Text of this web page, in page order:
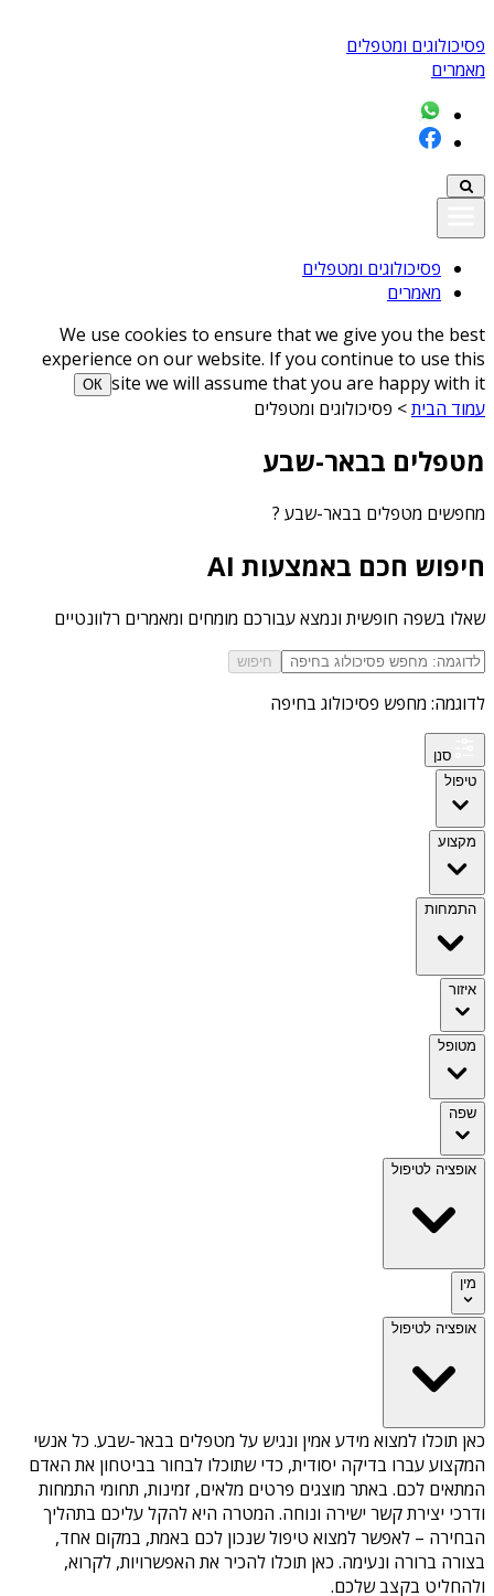
פסיכולוגים ומטפלים
מאמרים
פסיכולוגים ומטפלים
מאמרים
We use cookies to ensure that we give you the best
experience on our website. If you continue to use this
site we will assume that you are happy with it
ОК
עמוד הבית> פסיכולוגים ומטפלים
מטפלים בבאר-שבע
מחפשים מטפלים בבאר-שבע ?
חיפוש חכם באמצעות AI
שאלו בשפה חופשית ונמצא עבורכם מומחים ומאמרים רלוונטיים
חיפוש
לדוגמה: מחפש פסיכולוג בחיפה
סנן
טיפול
מקצוע
התמחות
איזור
מטופל
שפה
אופציה לטיפול
מין
אופציה לטיפול
כאן תוכלו למצוא מידע אמין ונגיש על מטפלים בבאר-שבע. כל אנשי
המקצוע עברו בדיקה יסודית, כדי שתוכלו לבחור בביטחון את האדם
המתאים לכם. באתר מוצגים פרטים מלאים, זמינות, תחומי התמחות
ודרכי יצירת קשר ישירה ונוחה. המטרה היא להקל עליכם בתהליך
הבחירה – לאפשר למצוא טיפול שנכון לכם באמת, במקום אחד,
בצורה ברורה ונעימה. כאן תוכלו להכיר את האפשרויות, לקרוא,
ולהחליט בקצב שלכם.